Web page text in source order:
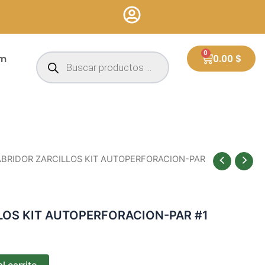
Búsqueda
de
productos
0.00 $
0
Cart
ZARCILLOS KIT AUTOPERFORACION-PAR
KIT AUTOPERFORACION-PAR #1